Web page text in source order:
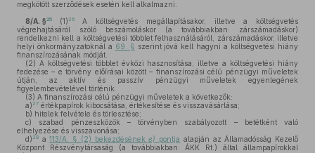
megkötött szerződések esetén kell alkalmazni.
8/A. §25 (1) 26A költségvetés megállapításakor, illetve a költségvetés
végrehajtásáról szóló beszámoláskor (a továbbiakban: zárszámadáskor)
rendelkezni kell a költségvetési többlet felhasználásáról, zárszámadáskor, illetve
helyi önkormányzatoknál a 69. § szerint jóvá kell hagyni a költségvetési hiány
finanszírozásának módját.
(2) A költségvetési többlet évközi hasznosítása, illetve a költségvetési hiány
fedezése – e törvény előírásai között – finanszírozási célú pénzügyi műveletek
útján, az aktív és passzív pénzügyi műveletek egyenlegének
figyelembevételével történik.
(3) A finanszírozási célú pénzügyi műveletek a következők:
a) 27 értékpapírok kibocsátása, értékesítése és visszavásárlása;
b) hitelek felvétele és törlesztése;
c) szabad pénzeszközök – törvényben szabályozott – betétként való
elhelyezése és visszavonása;
d) 28 a113/A. § (2) bekezdéséneke) pontja alapján az Államadósság Kezelő
Központ Részvénytársaság (a továbbiakban: ÁKK Rt.) által állampapírokkal